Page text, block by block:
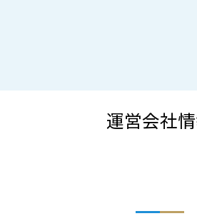
運営会社